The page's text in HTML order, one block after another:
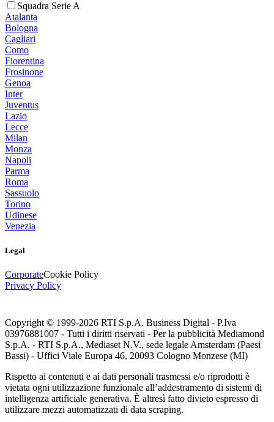
Squadra Serie A
Atalanta
Bologna
Cagliari
Como
Fiorentina
Frosinone
Genoa
Inter
Juventus
Lazio
Lecce
Milan
Monza
Napoli
Parma
Roma
Sassuolo
Torino
Udinese
Venezia
Legal
CorporateCookie Policy
Privacy Policy
Copyright © 1999-2026 RTI S.p.A. Business Digital - P.Iva
03976881007 - Tutti i diritti riservati - Per la pubblicità Mediamond
S.p.A. - RTI S.p.A., Mediaset N.V., sede legale Amsterdam (Paesi
Bassi) - Uffici Viale Europa 46, 20093 Cologno Monzese (MI)
Rispetto ai contenuti e ai dati personali trasmessi e/o riprodotti è
vietata ogni utilizzazione funzionale all’addestramento di sistemi di
intelligenza artificiale generativa. È altresì fatto divieto espresso di
utilizzare mezzi automatizzati di data scraping.